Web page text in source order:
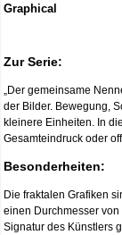
Graphical
Zur Serie:
„Der gemeinsame
der Bilder. Bewegung,
kleinere Einheiten. In
Gesamteindruck oder
Besonderheiten:
Die fraktalen Grafiken
einen Durchmesser
Signatur des Künstlers